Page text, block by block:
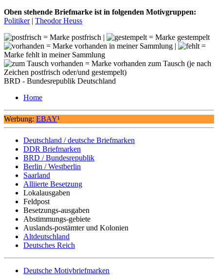
Oben stehende Briefmarke ist in folgenden Motivgruppen:
Politiker| Theodor Heuss
= Marke postfrisch |
= Marke gestempelt
= Marke vorhanden in meiner Sammlung |
=
Marke fehlt in meiner Sammlung
= Marke vorhanden zum Tausch (je nach
Zeichen postfrisch oder/und gestempelt)
BRD - Bundesrepublik Deutschland
Home
Werbung: EBAY¹
Deutschland / deutsche Briefmarken
DDR Briefmarken
BRD / Bundesrepublik
Berlin / Westberlin
Saarland
Alliierte Besetzung
Lokalausgaben
Feldpost
Besetzungs-ausgaben
Abstimmungs-gebiete
Auslands-postämter und Kolonien
Altdeutschland
Deutsches Reich
Deutsche Motivbriefmarken